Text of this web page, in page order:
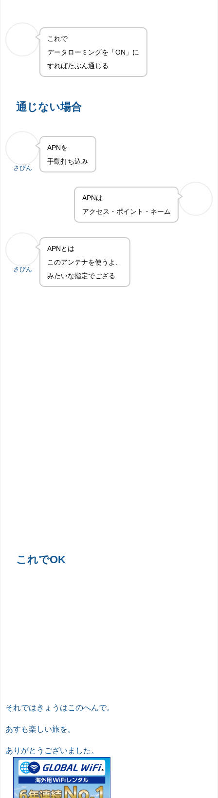
これで
データローミングを「ON」に
すればたぶん通じる
通じない場合
さびん
APNを
手動打ち込み
APNは
アクセス・ポイント・ネーム
さびん
APNとは
このアンテナを使うよ、
みたいな指定でござる
これでOK
それではきょうはこのへんで。
あすも楽しい旅を。
ありがとうございました。